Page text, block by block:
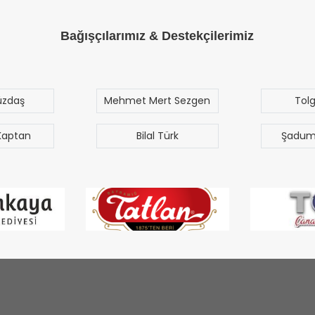
Bağışçılarımız & Destekçilerimiz
Sezgen Tolga Özak
Şaduman Akgün